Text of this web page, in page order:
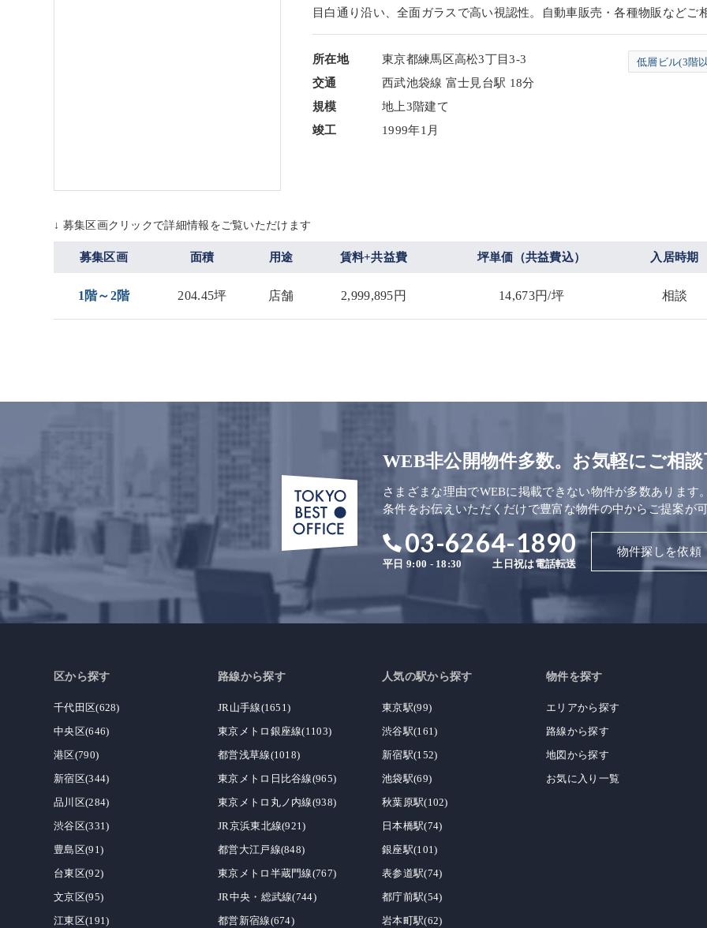
目白通り沿い、全面ガラスで高い視認性。自動車販売・各種物販などご
所在地
東京都練馬区高松3丁目3-3
交通
西武池袋線 富士見台駅 18分
規模
地上3階建て
竣工
1999年1月
低層ビル(3階
↓ 募集区画クリックで詳細情報をご覧いただけます
募集区画 面積 用途 賃料+共益費 坪単価（共益費込） 入居時期
1階～2階 204.45坪 店舗 2,999,895円 14,673円/坪 相談
WEB非公開物件多数。お気軽にご相談
さまざまな理由でWEBに掲載できない物件が多数あります。
条件をお伝えいただくだけで豊富な物件の中からご提案が可
03-6264-1890
平日 9:00 - 18:30 土日祝は電話転送
物件探しを依頼
区から探す
千代田区(628)
中央区(646)
港区(790)
新宿区(344)
品川区(284)
渋谷区(331)
豊島区(91)
台東区(92)
文京区(95)
江東区(191)
路線から探す
JR山手線(1651)
東京メトロ銀座線(1103)
都営浅草線(1018)
東京メトロ日比谷線(965)
東京メトロ丸ノ内線(938)
JR京浜東北線(921)
都営大江戸線(848)
東京メトロ半蔵門線(767)
JR中央・総武線(744)
都営新宿線(674)
人気の駅から探す
東京駅(99)
渋谷駅(161)
新宿駅(152)
池袋駅(69)
秋葉原駅(102)
日本橋駅(74)
銀座駅(101)
表参道駅(74)
都庁前駅(54)
岩本町駅(62)
物件を探す
エリアから探す
路線から探す
地図から探す
お気に入り一覧